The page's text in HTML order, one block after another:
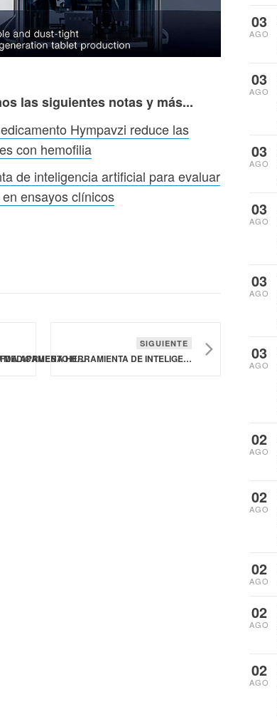
las siguientes notas y más...
Hympavzi reduce las
con hemofilia
de inteligencia artificial para evaluar
ensayos clínicos
PFIZER INFORMA QUE SU MEDICAMENTO HYMPAVZI REDUCE LAS HEMORRAGIAS EN PACIENTES CON HEMOFILIA
SIGUIENTE
FDA APRUEBA HERRAMIENTA DE INTELIGENCIA ARTIFICIAL PARA EVALUAR LA ENFERMEDAD HEPÁTICA EN ENSAYOS CLÍNICOS
03
AGO
03
AGO
03
AGO
03
AGO
03
AGO
03
AGO
02
AGO
02
AGO
02
AGO
02
AGO
02
AGO